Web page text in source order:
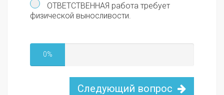
ОТВЕТСТВЕННАЯ работа требует
физической выносливости.
0%
Следующий вопрос